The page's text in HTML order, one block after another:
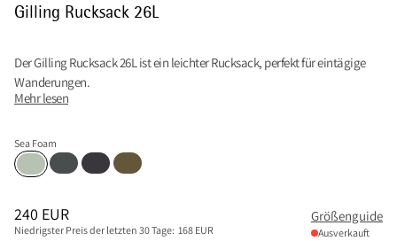
Gilling Rucksack 26L
Der Gilling Rucksack 26L ist ein leichter Rucksack, perfekt für eintägige
Wanderungen.
Mehr lesen
Sea Foam
Sea FoamDark TealRavenOlive
PREIS: 240 EUR, REDUZIERT VON 240 EUR
240 EUR
Niedrigster Preis der letzten 30 Tage: 168 EUR
Größenguide
Ausverkauft